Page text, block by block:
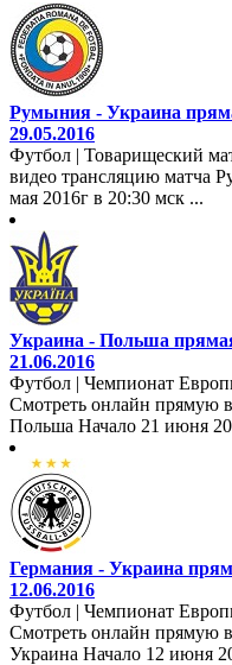
Румыния - Украина
29.05.2016
Футбол | Товарищеский
видео трансляцию матча
мая 2016г в 20:30 мск ...
Украина - Польша
21.06.2016
Футбол | Чемпионат
Смотреть онлайн прямую
Польша Начало 21 июня
Германия - Украина
12.06.2016
Футбол | Чемпионат
Смотреть онлайн прямую
Украина Начало 12 июня